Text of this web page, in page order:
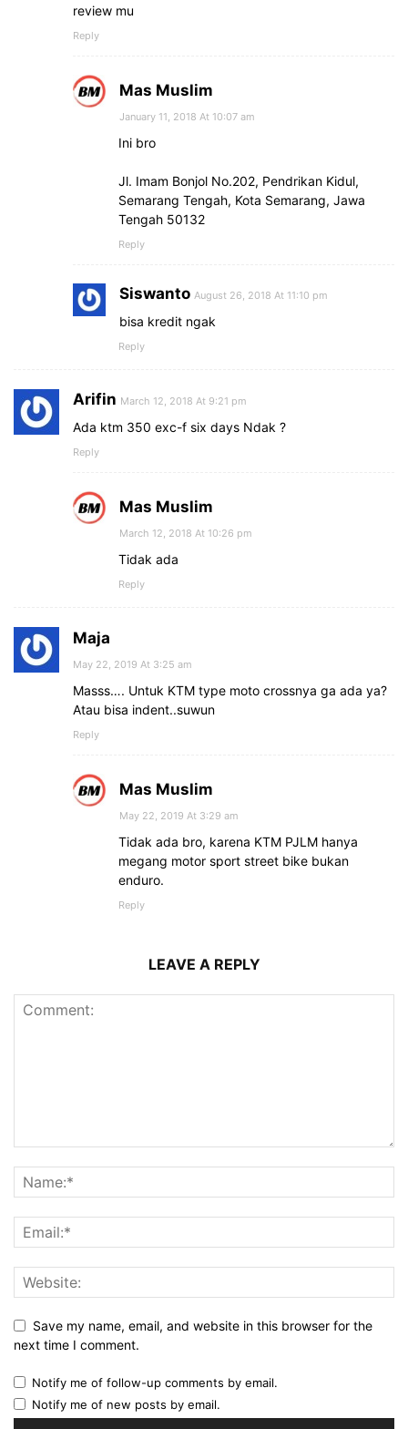
review mu
Reply
Mas Muslim
January 11, 2018 At 10:07 am
Ini bro
Jl. Imam Bonjol No.202, Pendrikan Kidul,
Semarang Tengah, Kota Semarang, Jawa
Tengah 50132
Reply
Siswanto August 26, 2018 At 11:10 pm
bisa kredit ngak
Reply
Arifin March 12, 2018 At 9:21 pm
Ada ktm 350 exc-f six days Ndak ?
Reply
Mas Muslim
March 12, 2018 At 10:26 pm
Tidak ada
Reply
Maja
May 22, 2019 At 3:25 am
Masss…. Untuk KTM type moto crossnya ga ada ya?
Atau bisa indent..suwun
Reply
Mas Muslim
May 22, 2019 At 3:29 am
Tidak ada bro, karena KTM PJLM hanya
megang motor sport street bike bukan
enduro.
Reply
LEAVE A REPLY
Save my name, email, and website in this browser for the
next time I comment.
Notify me of follow-up comments by email.
Notify me of new posts by email.